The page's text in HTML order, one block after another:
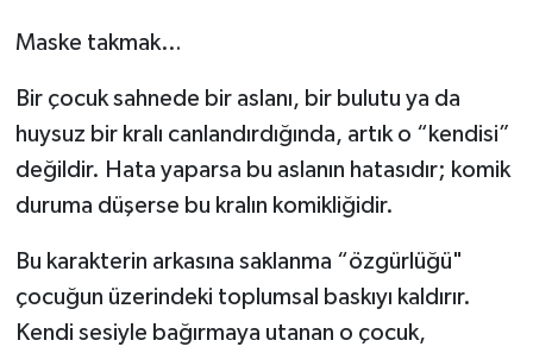
Maske takmak…
Bir çocuk sahnede bir aslanı, bir bulutu ya da
huysuz bir kralı canlandırdığında, artık o “kendisi”
değildir. Hata yaparsa bu aslanın hatasıdır; komik
duruma düşerse bu kralın komikliğidir.
Bu karakterin arkasına saklanma “özgürlüğü"
çocuğun üzerindeki toplumsal baskıyı kaldırır.
Kendi sesiyle bağırmaya utanan o çocuk,